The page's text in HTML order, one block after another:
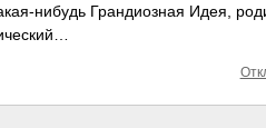
ни­будь Гран­диоз­ная Идея,